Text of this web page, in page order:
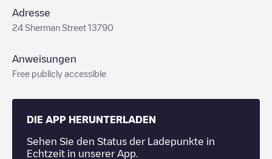
Adresse
24 Sherman Street 13790
Anweisungen
Free publicly accessible
DIE APP HERUNTERLADEN
Sehen Sie den Status der Ladepunkte in
Echtzeit in unserer App.